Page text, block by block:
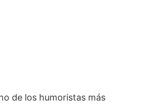
de los humoristas más